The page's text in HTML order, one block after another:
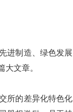
进制造、绿色发展
文章。
所的差异化特色化